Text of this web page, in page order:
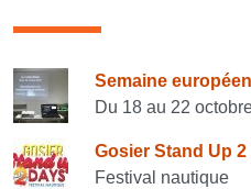
ConsulterSemaine
Du 18 au 22
Gosier Stand Up 2
Festival nautique